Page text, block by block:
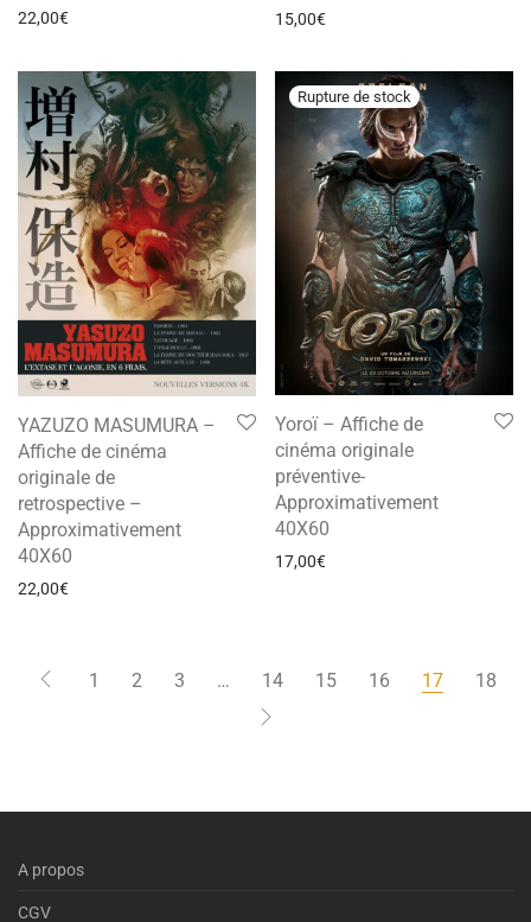
22,00€ 15,00€
YAZUZO MASUMURA –
Affiche de cinéma
originale de
retrospective –
Approximativement
40X60
22,00€
Yoroï – Affiche de
cinéma originale
préventive-
Approximativement
40X60
17,00€
1 2 3 … 14 15 16 17 18
A propos
CGV